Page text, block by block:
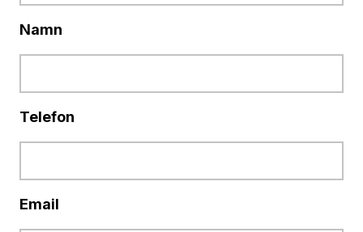
Namn
Telefon
Email